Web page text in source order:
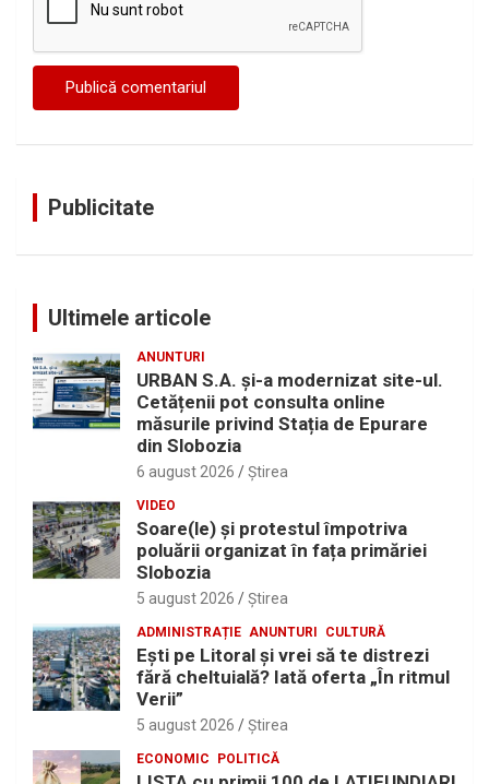
Publicitate
Ultimele articole
ANUNTURI
URBAN S.A. și-a modernizat site-ul.
Cetățenii pot consulta online
măsurile privind Stația de Epurare
din Slobozia
6 august 2026 Ştirea
VIDEO
Soare(le) și protestul împotriva
poluării organizat în fața primăriei
Slobozia
5 august 2026 Ştirea
ADMINISTRAȚIE ANUNTURI CULTURĂ
Eşti pe Litoral şi vrei să te distrezi
fără cheltuială? Iată oferta „În ritmul
Verii”
5 august 2026 Ştirea
ECONOMIC POLITICĂ